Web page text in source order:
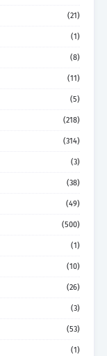
(21)
(1)
(8)
(11)
(5)
(218)
(314)
(3)
(38)
(49)
(500)
(1)
(10)
(26)
(3)
(53)
(1)